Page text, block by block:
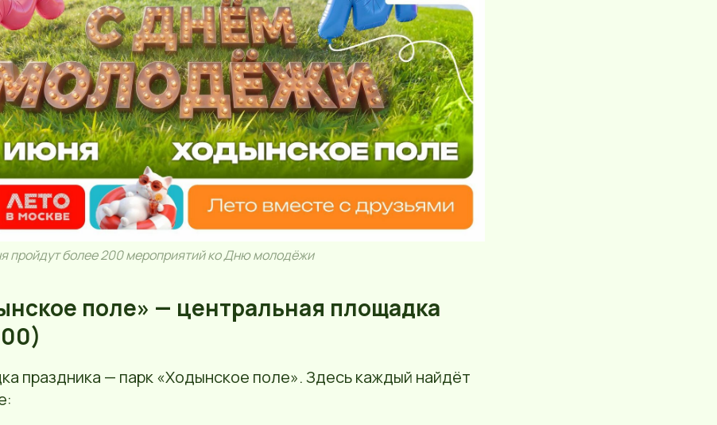
пройдут более 200 мероприятий ко Дню молодёжи
поле» — центральная площадка
праздника — парк «Ходынское поле». Здесь каждый найдёт